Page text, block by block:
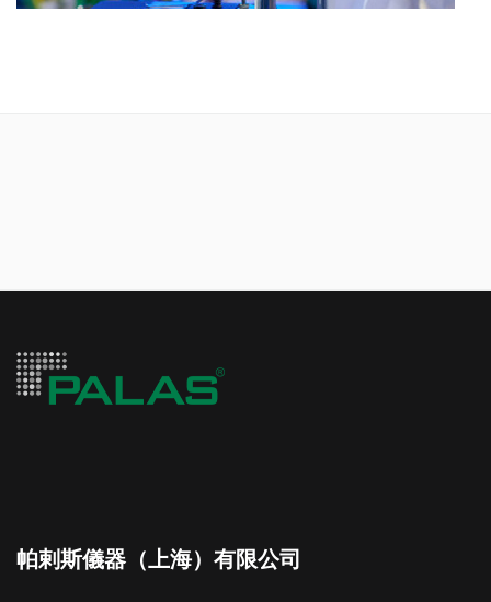
帕剌斯儀器（上海）有限公司